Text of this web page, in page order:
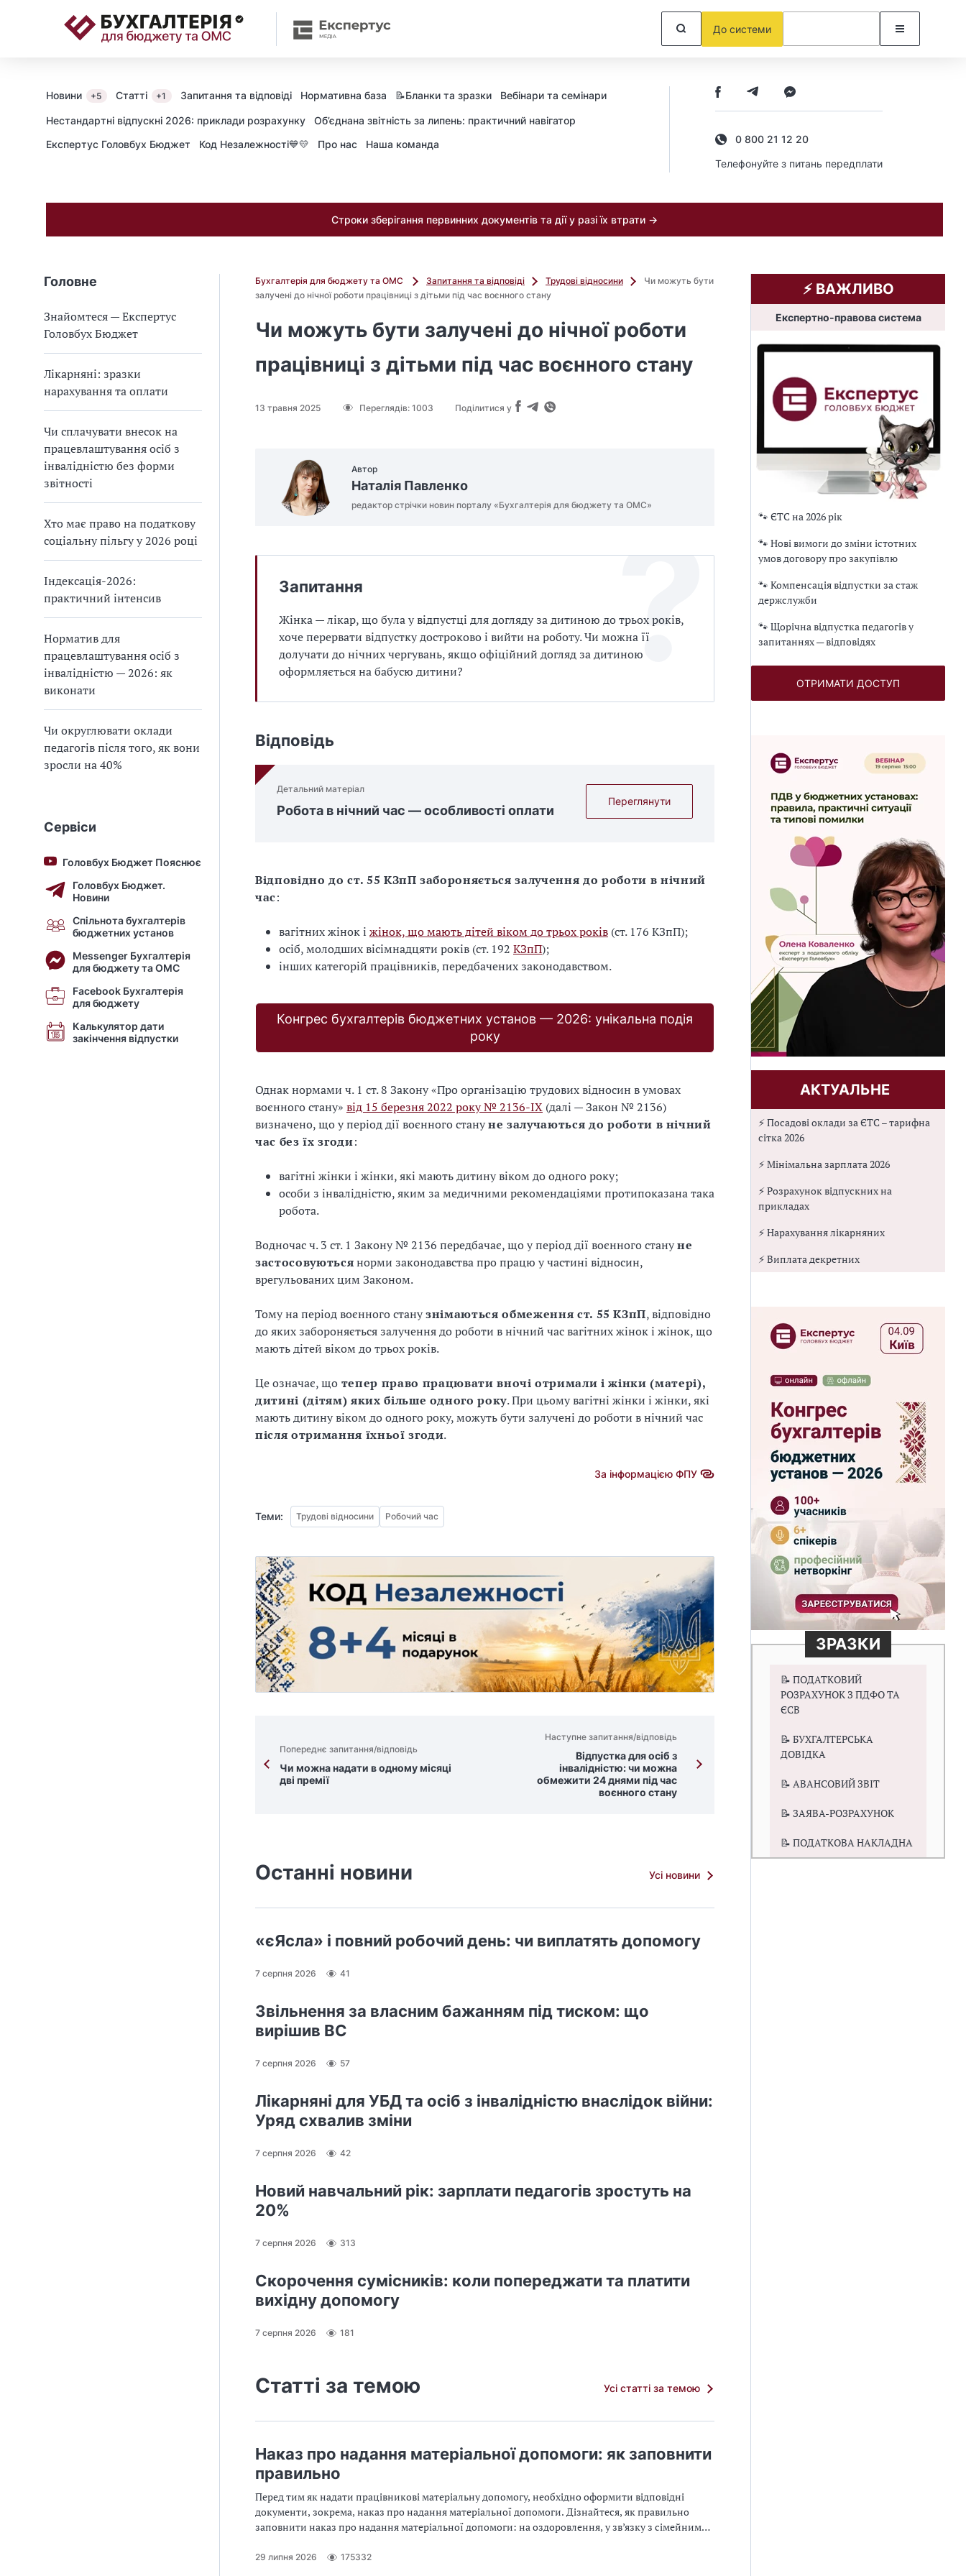
До системи
Новини +5 Статті +1 Запитання та відповіді Нормативна база 📝Бланки та зразки Вебінари та семінари
Нестандартні відпускні 2026: приклади розрахунку
Об’єднана звітність за липень: практичний навігатор
Експертус Головбух Бюджет
Код Незалежності💙💛 Про нас Наша команда
0 800 21 12 20
Телефонуйте з питань передплати
Строки зберігання первинних документів та дії у разі їх втрати →
Головне
Знайомтеся — Експертус
Головбух Бюджет
Лікарняні: зразки
нарахування та оплати
Чи сплачувати внесок на
працевлаштування осіб з
інвалідністю без форми
звітності
Хто має право на податкову
соціальну пільгу у 2026 році
Індексація-2026:
практичний інтенсив
Норматив для
працевлаштування осіб з
інвалідністю — 2026: як
виконати
Чи округлювати оклади
педагогів після того, як вони
зросли на 40%
Сервіси
Головбух Бюджет Пояснює
Головбух Бюджет.
Новини
Спільнота бухгалтерів
бюджетних установ
Messenger Бухгалтерія
для бюджету та ОМС
Facebook Бухгалтерія
для бюджету
Калькулятор дати
закінчення відпустки
Бухгалтерія для бюджету та ОМС Запитання та відповіді Трудові відносини
Чи можуть бути
залучені до нічної роботи працівниці з дітьми під час воєнного стану
Чи можуть бути залучені до нічної роботи
працівниці з дітьми під час воєнного стану
13 травня 2025 Переглядів: 1003 Поділитися у
Автор
Наталія Павленко
редактор стрічки новин порталу «Бухгалтерія для бюджету та ОМС»
Запитання
Жінка — лікар, що була у відпустці для догляду за дитиною до трьох років,
хоче перервати відпустку достроково і вийти на роботу. Чи можна її
долучати до нічних чергувань, якщо офіційний догляд за дитиною
оформляється на бабусю дитини?
Відповідь
Детальний матеріал
Робота в нічний час — особливості оплати
Переглянути
Відповідно до ст. 55 КЗпП забороняється залучення до роботи в нічний
час:
вагітних жінок і жінок, що мають дітей віком до трьох років (ст. 176 КЗпП);
осіб, молодших вісімнадцяти років (ст. 192 КЗпП);
інших категорій працівників, передбачених законодавством.
Конгрес бухгалтерів бюджетних установ — 2026: унікальна подія
року
Однак нормами ч. 1 ст. 8 Закону «Про організацію трудових відносин в умовах
воєнного стану» від 15 березня 2022 року № 2136-IX (далі — Закон № 2136)
визначено, що у період дії воєнного стануне залучаються до роботи в нічний
час без їх згоди:
вагітні жінки і жінки, які мають дитину віком до одного року;
особи з інвалідністю, яким за медичними рекомендаціями протипоказана така
робота.
Водночас ч. 3 ст. 1 Закону № 2136 передбачає, що у період дії воєнного стануне
застосовуютьсянорми законодавства про працю у частині відносин,
врегульованих цим Законом.
Тому на період воєнного станузнімаються обмеження ст. 55 КЗпП, відповідно
до яких забороняється залучення до роботи в нічний час вагітних жінок і жінок, що
мають дітей віком до трьох років.
Це означає, що тепер право працювати вночі отримали і жінки (матері),
дитині (дітям) яких більше одного року. При цьому вагітні жінки і жінки, які
мають дитину віком до одного року, можуть бути залучені до роботи в нічний час
після отримання їхньої згоди.
За інформацією ФПУ
Теми: Трудові відносини Робочий час
Попереднє запитання/відповідь
Чи можна надати в одному місяці
дві премії
Наступне запитання/відповідь
Відпустка для осіб з
інвалідністю: чи можна
обмежити 24 днями під час
воєнного стану
Останні новини Усі новини
«єЯсла» і повний робочий день: чи виплатять допомогу
7 серпня 2026 41
Звільнення за власним бажанням під тиском: що
вирішив ВС
7 серпня 2026 57
Лікарняні для УБД та осіб з інвалідністю внаслідок війни:
Уряд схвалив зміни
7 серпня 2026 42
Новий навчальний рік: зарплати педагогів зростуть на
20%
7 серпня 2026 313
Скорочення сумісників: коли попереджати та платити
вихідну допомогу
7 серпня 2026 181
Статті за темою Усі статті за темою
Наказ про надання матеріальної допомоги: як заповнити
правильно
Перед тим як надати працівникові матеріальну допомогу, необхідно оформити відповідні
документи, зокрема, наказ про надання матеріальної допомоги. Дізнайтеся, як правильно
заповнити наказ про надання матеріальної допомоги: на оздоровлення, у зв’язку з сімейними
29 липня 2026 175332
⚡️ ВАЖЛИВО
Експертно-правова система
🐾 ЄТС на 2026 рік
🐾 Нові вимоги до зміни істотних
умов договору про закупівлю
🐾 Компенсація відпустки за стаж
держслужби
🐾 Щорічна відпустка педагогів у
запитаннях — відповідях
ОТРИМАТИ ДОСТУП
АКТУАЛЬНЕ
⚡ Посадові оклади за ЄТС – тарифна
сітка 2026
⚡ Мінімальна зарплата 2026
⚡ Розрахунок відпускних на
прикладах
⚡ Нарахування лікарняних
⚡ Виплата декретних
ЗРАЗКИ
📝 ПОДАТКОВИЙ
РОЗРАХУНОК З ПДФО ТА
ЄСВ
📝 БУХГАЛТЕРСЬКА
ДОВІДКА
📝 АВАНСОВИЙ ЗВІТ
📝 ЗАЯВА-РОЗРАХУНОК
📝 ПОДАТКОВА НАКЛАДНА